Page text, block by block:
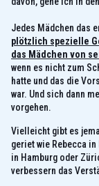
Jedes Mädchen das
plötzlich spezielle
das Mädchen von
wenn es nicht zum
hatte und das die
war. Und sich dann
vorgehen.
Vielleicht gibt es
geriet wie Rebecca
in Hamburg oder
verbessern das